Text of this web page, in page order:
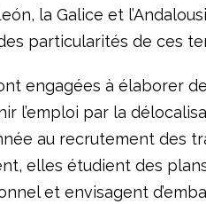
la Galice et
particularités de ces
engagées à élaborer
l’emploi par la
au recrutement des
elles étudient des plans
et envisagent